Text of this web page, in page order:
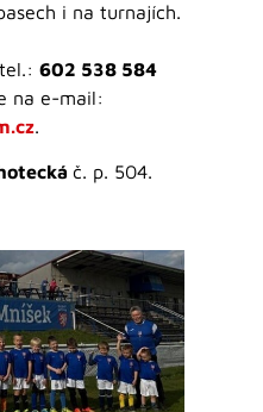
i na turnajích.
602 538 584
na e-mail:
.
č. p. 504.